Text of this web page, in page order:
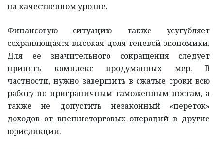
на качественном уровне.
Финансовую ситуацию также усугубляет
сохраняющаяся высокая доля теневой экономики.
Для ее значительного сокращения следует
принять комплекс продуманных мер. В
частности, нужно завершить в сжатые сроки всю
работу по приграничным таможенным постам, а
также не допустить незаконный «переток»
доходов от внешнеторговых операций в другие
юрисдикции.